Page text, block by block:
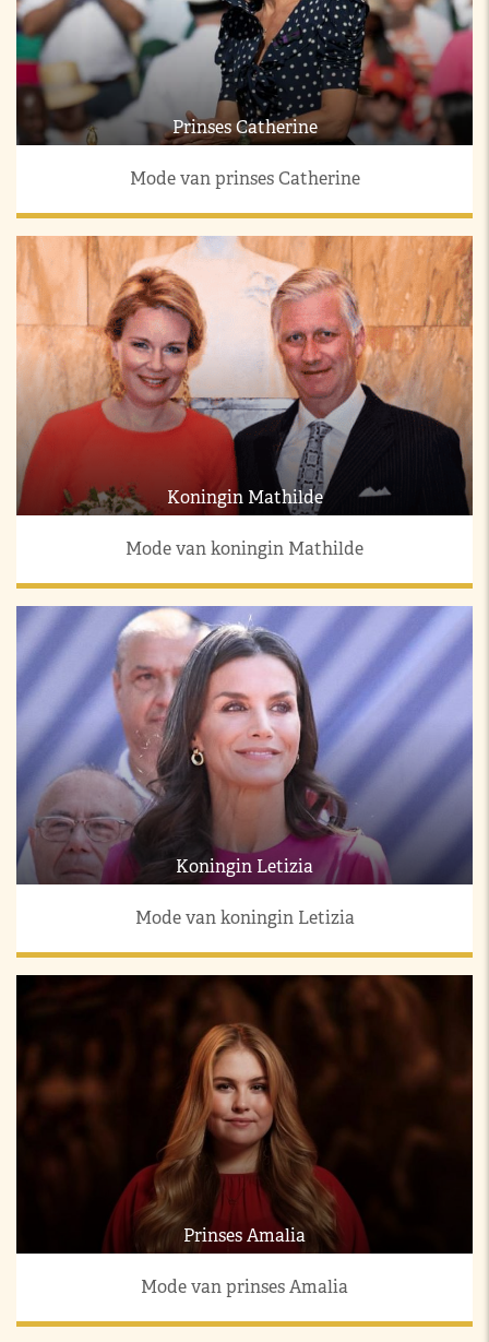
Prinses Catherine
Mode van prinses Catherine
Koningin Mathilde
Mode van koningin Mathilde
Koningin Letizia
Mode van koningin Letizia
Prinses Amalia
Mode van prinses Amalia